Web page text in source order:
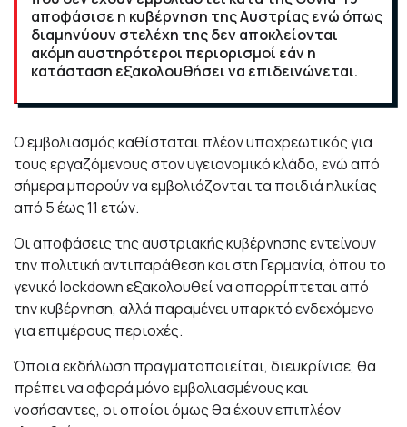
αποφάσισε η κυβέρνηση της Αυστρίας ενώ όπως
διαμηνύουν στελέχη τηςδεν αποκλείονται
ακόμη αυστηρότεροι περιορισμοί εάν η
κατάσταση εξακολουθήσει να επιδεινώνεται.
Ο εμβολιασμός καθίσταται πλέον υποχρεωτικός για
τους εργαζόμενους στον υγειονομικό κλάδο, ενώ από
σήμερα μπορούν να εμβολιάζονται τα παιδιά ηλικίας
από 5 έως 11 ετών.
Οι αποφάσεις της αυστριακής κυβέρνησης εντείνουν
την πολιτική αντιπαράθεση και στη Γερμανία, όπου το
γενικό lockdown εξακολουθεί να απορρίπτεται από
την κυβέρνηση, αλλά παραμένει υπαρκτό ενδεχόμενο
για επιμέρους περιοχές.
Όποια εκδήλωση πραγματοποιείται, διευκρίνισε, θα
πρέπει να αφορά μόνο εμβολιασμένους και
νοσήσαντες, οι οποίοι όμως θα έχουν επιπλέον